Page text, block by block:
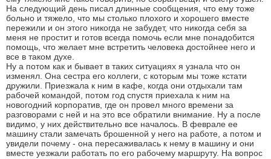
На следующий день писал длинные сообщения, что ему тоже
больно и тяжело, что мы столько плохого и хорошего вместе
пережили и он этого никогда не забудет, что никогда себя за
меня не простит и готов всегда помочь если мне понадобится
помощь, что желает мне встретить человека достойнее него и
все в таком духе.
Ну а потом как и бывает в таких ситуациях я узнала что он
изменял. Она сестра его коллеги, с которым мы тоже кстати
дружили. Приезжала к ним в кафе, когда они отдыхали там
рабочей командой, потом год спустя приехала к ним на
новогодний корпоратив, где он провел много времени за
разговорами с ней и на это все обратили внимание. Ну а после
видимо, у них действительно все началось. В феврале ее
машину стали замечать брошенной у него на работе, а потом и
увидели почему - она пересаживалась к нему в машину и они
вместе уезжали работать по его рабочему маршруту. На вопрос